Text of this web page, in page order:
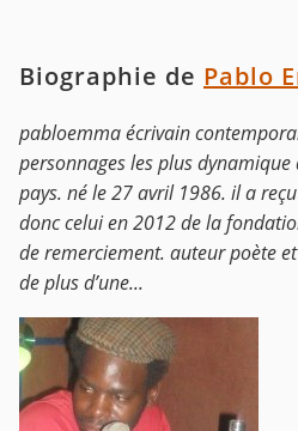
Biographie de Pablo
pabloemma écrivain
personnages les plus
pays. né le 27 avril 1986. il a
donc celui en 2012 de la
de remerciement. auteur poète
de plus d’une...